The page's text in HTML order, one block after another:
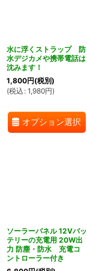
水に浮くストラップ 防
水デジカメや携帯電話は
沈みます！
1,800円(税別)
(税込 : 1,980円)
オプション選択
ソーラーパネル 12Vバッ
テリーの充電用 20W出
力 防塵・防水 充電コ
ントローラー付き